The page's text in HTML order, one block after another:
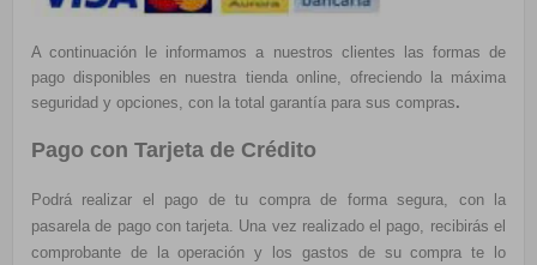
A continuación le informamos a nuestros clientes las formas de
pago disponibles en nuestra tienda online, ofreciendo la máxima
seguridad y opciones, con la total garantía para sus compras.
Pago con Tarjeta de Crédito
Podrá realizar el pago de tu compra de forma segura, con la
pasarela de pago con tarjeta. Una vez realizado el pago, recibirás el
comprobante de la operación y los gastos de su compra te lo